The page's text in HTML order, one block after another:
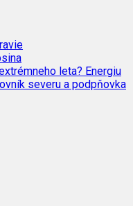
leta? Energiu
severu a podpňovka